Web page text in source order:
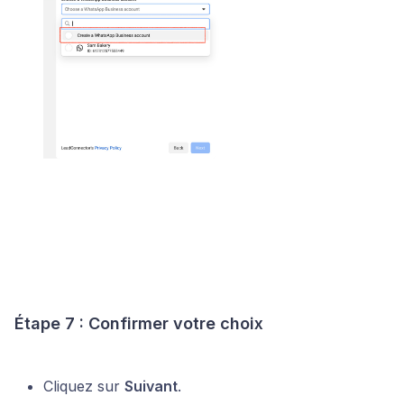
Étape 7 : Confirmer votre choix
Cliquez sur Suivant.